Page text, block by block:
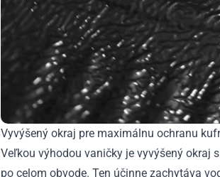
Vyvýšený okraj pre maximálnu ochranu
Veľkou výhodou vaničky je vyvýšený okraj
po celom obvode. Ten účinne zachytáva